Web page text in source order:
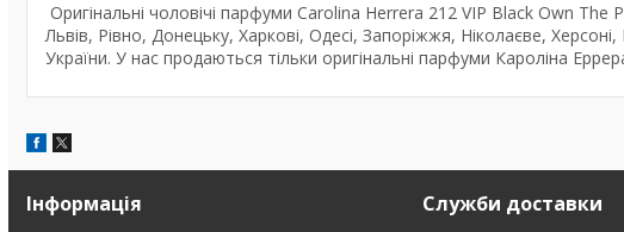
Оригінальні чоловічі парфуми Carolina Herrera 212 VIP Black Own
Львів, Рівно, Донецьку, Харкові, Одесі, Запоріжжя, Ніколаєве,
України. У нас продаються тільки оригінальні парфуми Кароліна
Інформація Служби доставки